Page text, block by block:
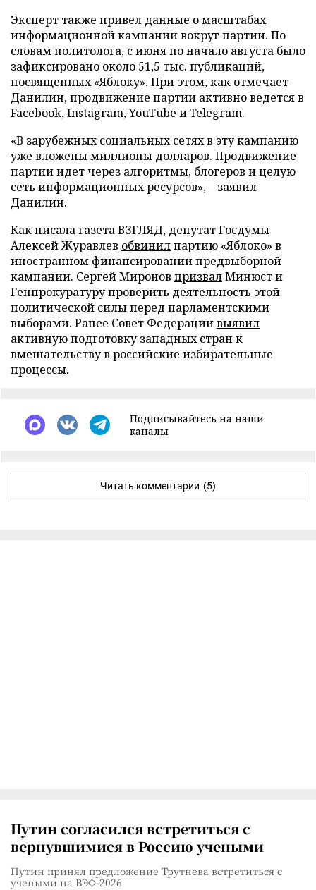
Эксперт также привел данные о масштабах
информационной кампании вокруг партии. По
словам политолога, с июня по начало августа было
зафиксировано около 51,5 тыс. публикаций,
посвященных «Яблоку». При этом, как отмечает
Данилин, продвижение партии активно ведется в
Facebook, Instagram, YouTube и Telegram.
«В зарубежных социальных сетях в эту кампанию
уже вложены миллионы долларов. Продвижение
партии идет через алгоритмы, блогеров и целую
сеть информационных ресурсов», – заявил
Данилин.
Как писала газета ВЗГЛЯД, депутат Госдумы
Алексей Журавлев обвинилпартию «Яблоко» в
иностранном финансировании предвыборной
кампании. Сергей Миронов призвалМинюст и
Генпрокуратуру проверить деятельность этой
политической силы перед парламентскими
выборами. Ранее Совет Федерациивыявил
активную подготовку западных стран к
вмешательству в российские избирательные
процессы.
Подписывайтесь на наши
каналы
Читать комментарии (5)
Путин согласился встретиться с
вернувшимися в Россию учеными
Путин принял предложение Трутнева встретиться с
учеными на ВЭФ-2026